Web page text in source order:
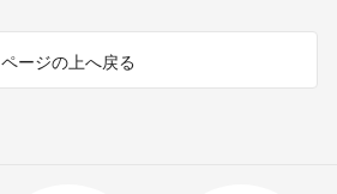
ページの上へ戻る